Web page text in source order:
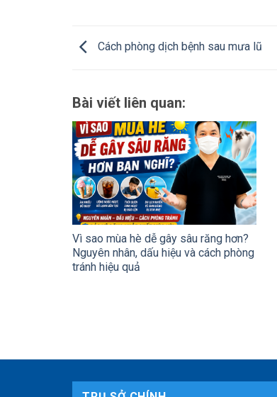
Cách phòng dịch bệnh sau mưa lũ
Bài viết liên quan:
Vì sao mùa hè dễ gây sâu răng hơn?
Nguyên nhân, dấu hiệu và cách phòng
tránh hiệu quả